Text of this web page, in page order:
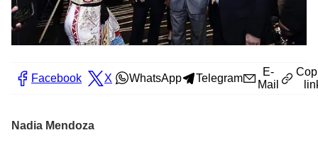
Facebook X WhatsApp Telegram
E-
Mail
Nadia Mendoza